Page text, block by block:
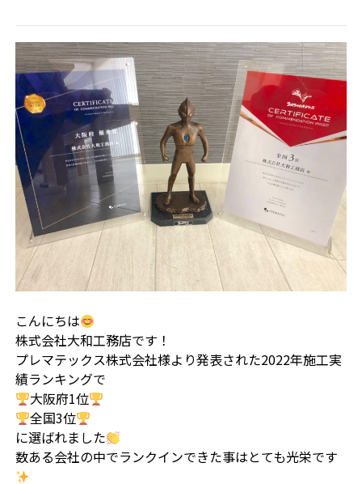
こんにちは
株式会社大和工務店です！
プレマテックス株式会社様より発表された2022年施工実
績ランキングで
大阪府1位
全国3位
に選ばれました
数ある会社の中でランクインできた事はとても光栄です